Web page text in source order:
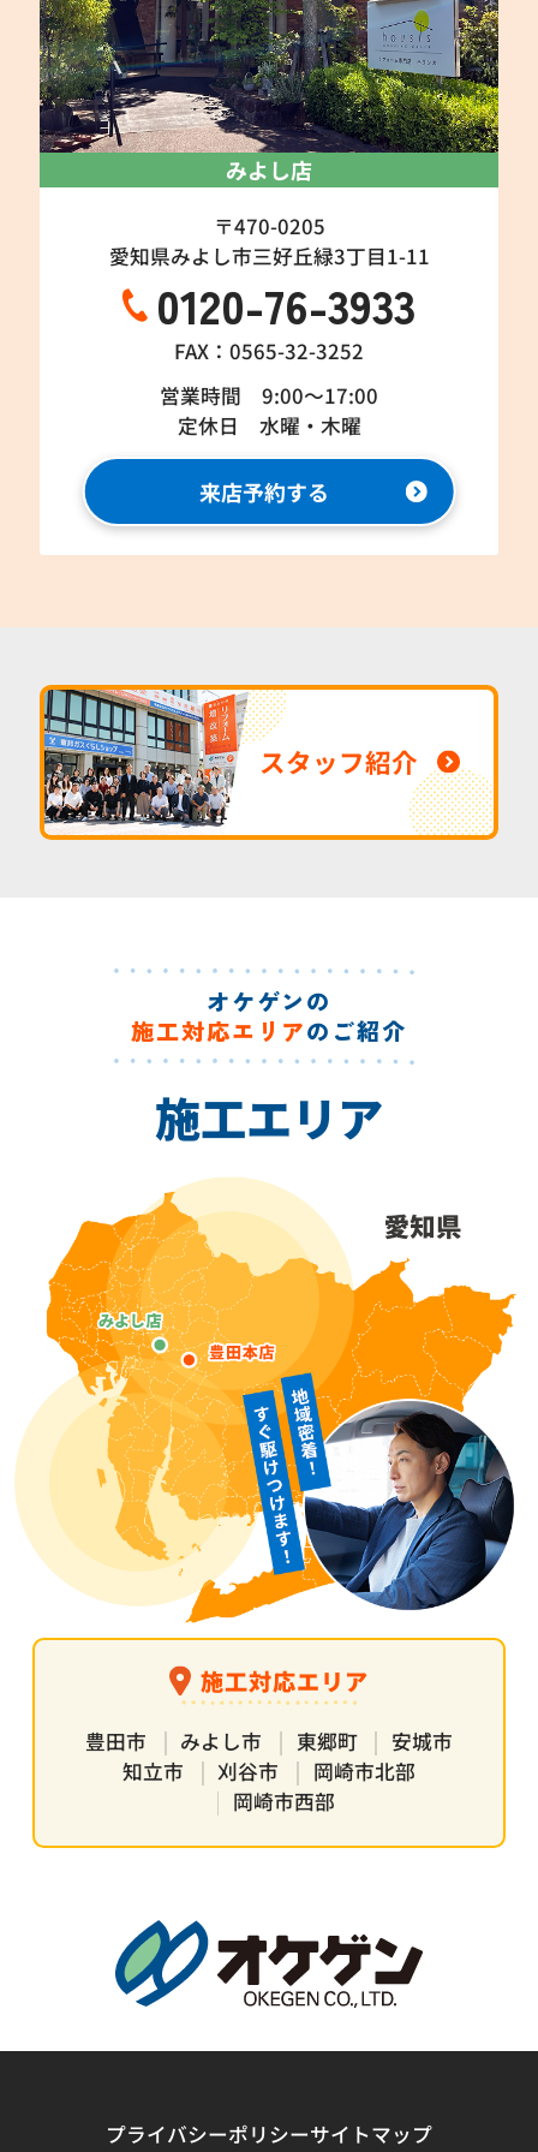
みよし店
〒470-0205
愛知県みよし市三好丘緑3丁目1-11
0120-76-3933
FAX：0565-32-3252
営業時間 9:00～17:00
定休日 水曜・木曜
来店予約する
スタッフ紹介
オケゲンの
施工対応エリアのご紹介
施工エリア
施工対応エリア
豊田市 みよし市 東郷町
安城市
知立市
刈谷市
岡崎市北部
岡崎市西部
プライバシーポリシーサイトマップ